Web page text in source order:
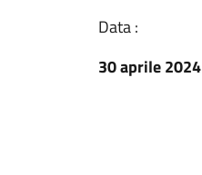
Data :
30 aprile 2024